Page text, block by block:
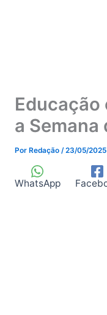
Educação
a
Por Redação /23/05/2025
WhatsApp